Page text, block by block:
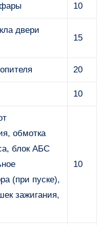
10
двери
15
20
10
обмотка
блок АБС
(при пуске),
зажигания,
10